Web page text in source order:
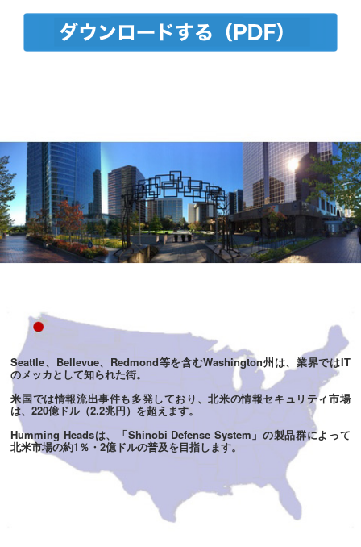
Seattle、Bellevue、Redmond等を含むWashington州は、業界ではIT
のメッカとして知られた街。
米国では情報流出事件も多発しており、北米の情報セキュリティ市場
は、220億ドル（2.2兆円）を超えます。
Humming Headsは、「Shinobi Defense System」の製品群によって
北米市場の約1％・2億ドルの普及を目指します。